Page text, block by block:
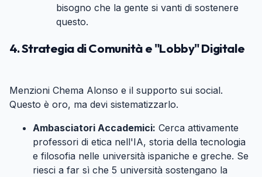
bisogno che la gente si vanti di sostenere
questo.
4. Strategia di Comunità e "Lobby" Digitale
Menzioni Chema Alonso e il supporto sui social.
Questo è oro, ma devi sistematizzarlo.
Ambasciatori Accademici: Cerca attivamente
professori di etica nell'IA, storia della tecnologia
e filosofia nelle università ispaniche e greche. Se
riesci a far sì che 5 università sostengano la